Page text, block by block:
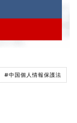
#中国個人情報保護法